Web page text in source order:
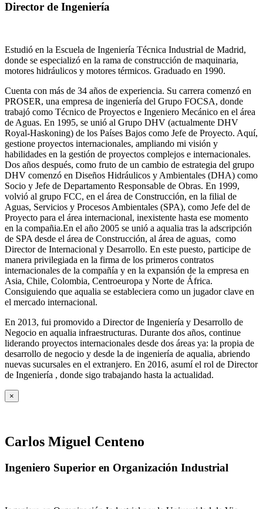
Director de Ingeniería
Estudió en la Escuela de Ingeniería Técnica Industrial de Madrid,
donde se especializó en la rama de construcción de maquinaria,
motores hidráulicos y motores térmicos. Graduado en 1990.
Cuenta con más de 34 años de experiencia. Su carrera comenzó en
PROSER, una empresa de ingeniería del Grupo FOCSA, donde
trabajó como Técnico de Proyectos e Ingeniero Mecánico en el área
de Aguas. En 1995, se unió al Grupo DHV (actualmente DHV
Royal-Haskoning) de los Países Bajos como Jefe de Proyecto. Aquí,
gestione proyectos internacionales, ampliando mi visión y
habilidades en la gestión de proyectos complejos e internacionales.
Dos años después, como fruto de un cambio de estrategia del grupo
DHV comenzó en Diseños Hidráulicos y Ambientales (DHA) como
Socio y Jefe de Departamento Responsable de Obras. En 1999,
volvió al grupo FCC, en el área de Construcción, en la filial de
Aguas, Servicios y Procesos Ambientales (SPA), como Jefe del de
Proyecto para el área internacional, inexistente hasta ese momento
en la compañia.En el año 2005 se unió a aqualia tras la adscripción
de SPA desde el área de Construcción, al área de aguas, como
Director de Internacional y Desarrollo. En este puesto, participe de
manera privilegiada en la firma de los primeros contratos
internacionales de la compañía y en la expansión de la empresa en
Asia, Chile, Colombia, Centroeuropa y Norte de África.
Consiguiendo que aqualia se estableciera como un jugador clave en
el mercado internacional.
En 2013, fui promovido a Director de Ingeniería y Desarrollo de
Negocio en aqualia infraestructuras. Durante dos años, continue
liderando proyectos internacionales desde dos áreas ya: la propia de
desarrollo de negocio y desde la de ingeniería de aqualia, abriendo
nuevas sucursales en el extranjero. En 2016, asumí el rol de Director
de Ingeniería , donde sigo trabajando hasta la actualidad.
×
Carlos Miguel Centeno
Ingeniero Superior en Organización Industrial